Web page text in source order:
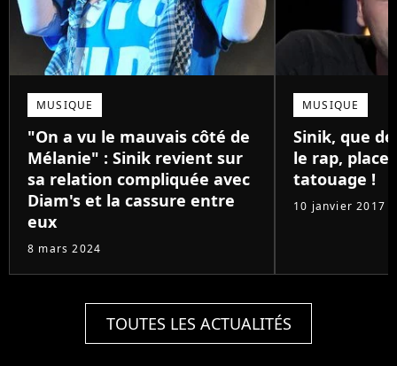
MUSIQUE
"On a vu le mauvais côté de
Mélanie" : Sinik revient sur
sa relation compliquée avec
Diam's et la cassure entre
eux
8 mars 2024
MUSIQUE
Sinik, que
le rap, place
tatouage !
10 janvier 2017
TOUTES LES ACTUALITÉS